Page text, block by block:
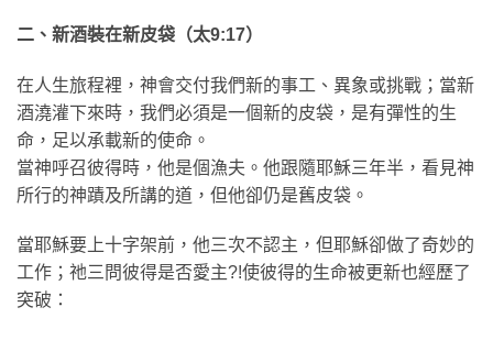
二、新酒裝在新皮袋（太9:17）
在人生旅程裡，神會交付我們新的事工、異象或挑戰；當新
酒澆灌下來時，我們必須是一個新的皮袋，是有彈性的生
命，足以承載新的使命。
當神呼召彼得時，他是個漁夫。他跟隨耶穌三年半，看見神
所行的神蹟及所講的道，但他卻仍是舊皮袋。
當耶穌要上十字架前，他三次不認主，但耶穌卻做了奇妙的
工作；祂三問彼得是否愛主?!使彼得的生命被更新也經歷了
突破：